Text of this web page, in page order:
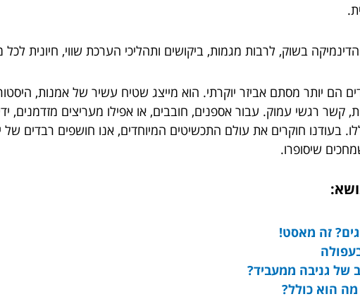
בשוק, לרבות מגמות, ביקושים ותהליכי הערכת שווי, חיונית
הם יותר מסתם אביזר יוקרתי. הוא מייצג שטיח עשיר של אמנות,
קשר רגשי עמוק. עבור אספנים, חובבים, או אפילו מעריצים
בעודנו חוקרים את עולם התכשיטים המיוחדים, אנו חושפים רבדים
שיסופרו.
זה מאסט!
של גניבה ממעביד?
הוא כולל?